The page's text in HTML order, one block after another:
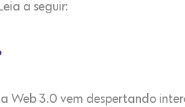
a seguir:
Web 3.0 vem despertando